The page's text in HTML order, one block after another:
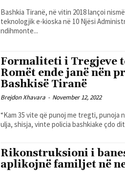
Bashkia Tiranë, në vitin 2018 lançoi
teknologjik e-kioska në 10 Njësi
ndihmonte...
Formaliteti i Tregjeve
Romët ende janë nën
Bashkisë Tiranë
Brejdon Xhavara - November 12, 2022
“Kam 35 vite që punoj me tregti, punoja
ulja, shisja, vinte policia bashkiake çdo
Rikonstruksioni i
aplikojnë familjet në